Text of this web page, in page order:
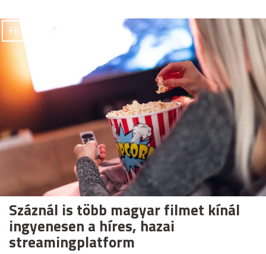
FILMEK
Száznál is több magyar filmet kínál
ingyenesen a híres, hazai
streamingplatform